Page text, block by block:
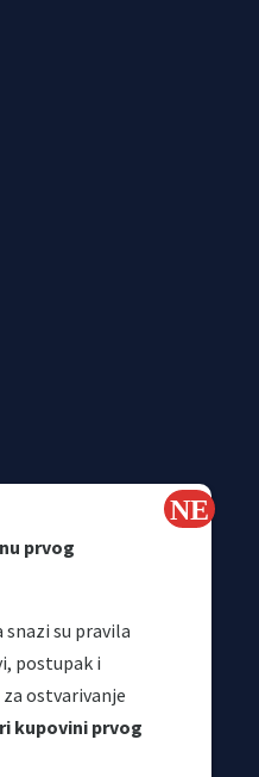
prvog
snazi su pravila
postupak i
ostvarivanje
kupovini prvog
analizu